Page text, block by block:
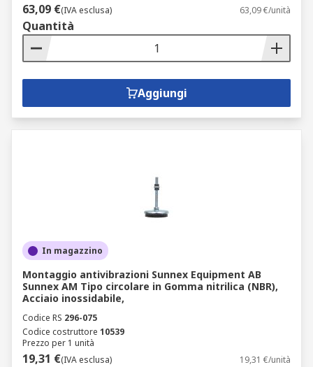
63,09 €(IVA esclusa) 63,09 €/unità
Quantità
Aggiungi
In magazzino
Montaggio antivibrazioni Sunnex Equipment AB
Sunnex AM Tipo circolare in Gomma nitrilica (NBR),
Acciaio inossidabile,
Codice RS 296-075
Codice costruttore 10539
Prezzo per 1 unità
19,31 €(IVA esclusa) 19,31 €/unità